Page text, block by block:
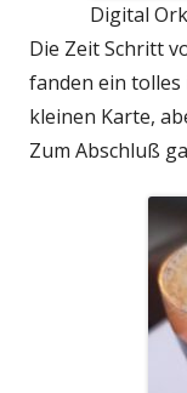
Digital
Die Zeit Schritt
fanden ein
kleinen Karte,
Zum Abschluß